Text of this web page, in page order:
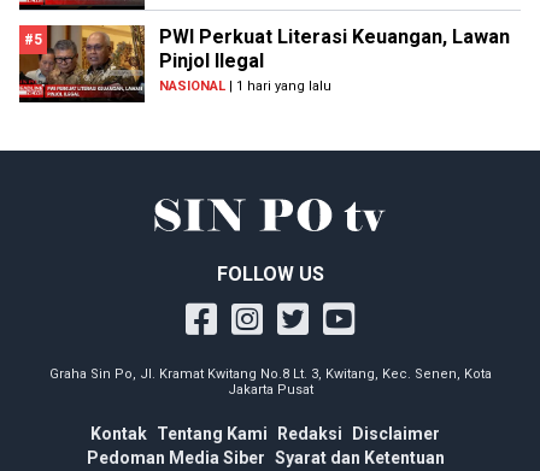
#5
PWI Perkuat Literasi Keuangan, Lawan
Pinjol Ilegal
NASIONAL | 1 hari yang lalu
FOLLOW US
Graha Sin Po, Jl. Kramat Kwitang No.8 Lt. 3, Kwitang, Kec. Senen, Kota
Jakarta Pusat
Kontak Tentang Kami Redaksi
Disclaimer
Pedoman Media Siber Syarat dan Ketentuan